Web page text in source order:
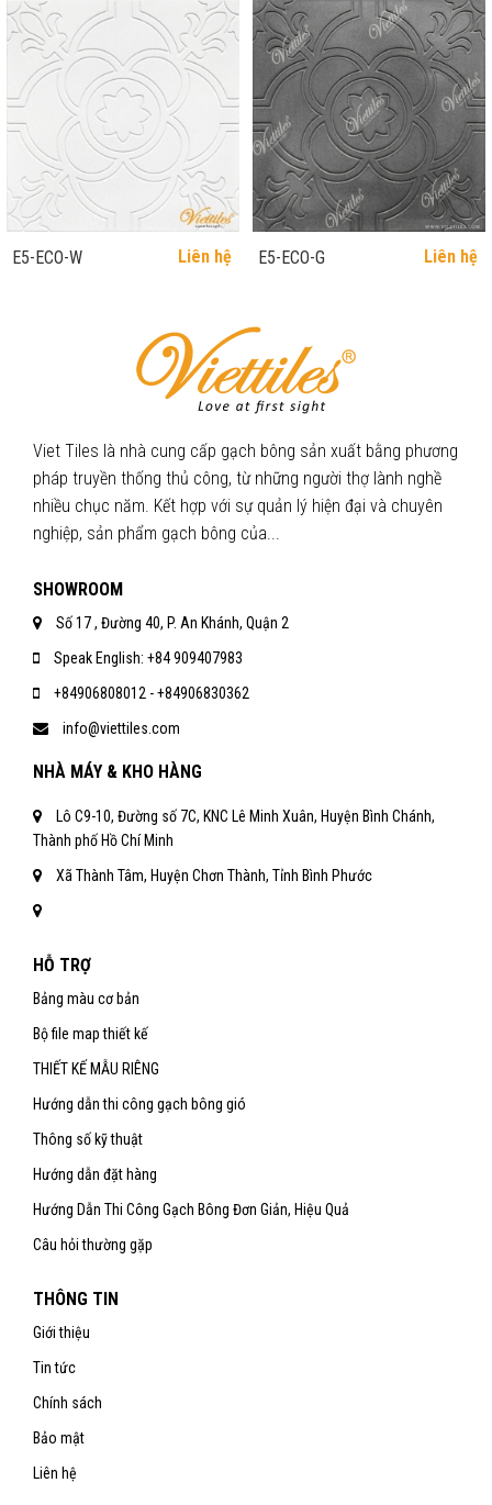
Liên hệ
E5-ECO-W Liên hệ
E5-ECO-G
Viet Tiles là nhà cung cấp gạch bông sản xuất bằng phương
pháp truyền thống thủ công, từ những người thợ lành nghề
nhiều chục năm. Kết hợp với sự quản lý hiện đại và chuyên
nghiệp, sản phẩm gạch bông của...
SHOWROOM
Số 17 , Đường 40, P. An Khánh, Quận 2
Speak English: +84 909407983
+84906808012 - +84906830362
info@viettiles.com
NHÀ MÁY & KHO HÀNG
Lô C9-10, Đường số 7C, KNC Lê Minh Xuân, Huyện Bình Chánh,
Thành phố Hồ Chí Minh
Xã Thành Tâm, Huyện Chơn Thành, Tỉnh Bình Phước
HỖ TRỢ
Bảng màu cơ bản
Bộ file map thiết kế
THIẾT KẾ MẪU RIÊNG
Hướng dẫn thi công gạch bông gió
Thông số kỹ thuật
Hướng dẫn đặt hàng
Hướng Dẫn Thi Công Gạch Bông Đơn Giản, Hiệu Quả
Câu hỏi thường gặp
THÔNG TIN
Giới thiệu
Tin tức
Chính sách
Bảo mật
Liên hệ